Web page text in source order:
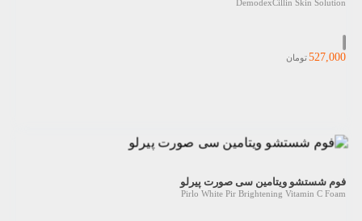
DemodexCillin Skin Solution
527,000تومان
فوم شستشو ویتامین سی صورت پیرلو
Pirlo White Pir Brightening Vitamin C Foam